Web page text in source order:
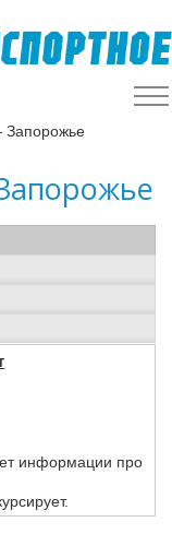
информации про